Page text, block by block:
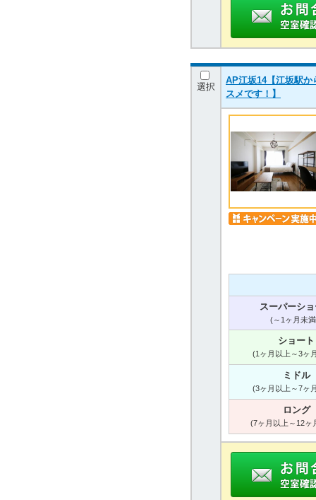
選択
AP江坂14【江坂駅
スメです！】
スーパーシ
(～1ヶ月未
ショート
(1ヶ月以上～3ヶ
ミドル
(3ヶ月以上～7ヶ
ロング
(7ヶ月以上～12ヶ